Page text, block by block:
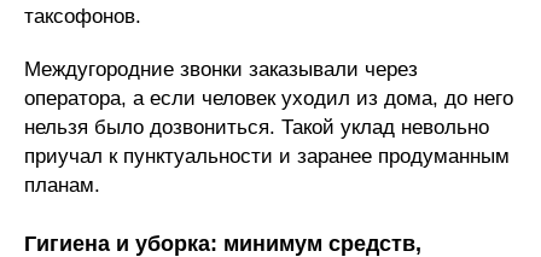
таксофонов.
Междугородние звонки заказывали через
оператора, а если человек уходил из дома, до него
нельзя было дозвониться. Такой уклад невольно
приучал к пунктуальности и заранее продуманным
планам.
Гигиена и уборка: минимум средств,